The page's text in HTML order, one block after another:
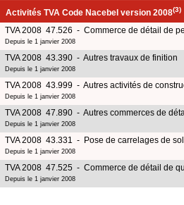
Activités TVA Code Nacebel version 2008(3)
TVA 2008 47.526 - Commerce de détail de
Depuis le 1 janvier 2008
TVA 2008 43.390 - Autres travaux de finition
Depuis le 1 janvier 2008
TVA 2008 43.999 - Autres activités de
Depuis le 1 janvier 2008
TVA 2008 47.890 - Autres commerces de
Depuis le 1 janvier 2008
TVA 2008 43.331 - Pose de carrelages de
Depuis le 1 janvier 2008
TVA 2008 47.525 - Commerce de détail de
Depuis le 1 janvier 2008